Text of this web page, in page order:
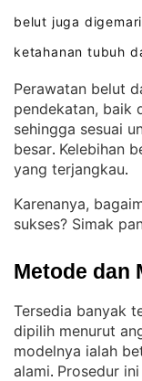
belut juga
ketahanan tubuh
Perawatan belut
pendekatan, baik
sehingga sesuai
besar. Kelebihan
yang terjangkau.
Karenanya,
sukses? Simak
Metode dan
Tersedia banyak
dipilih menurut
modelnya ialah
alami. Prosedur